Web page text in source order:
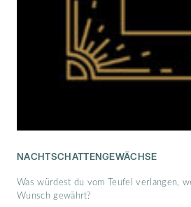
NACHTSCHATTENGEWÄCHSE
Was würdest du vom Teufel verlangen,
Wunsch gewährt?